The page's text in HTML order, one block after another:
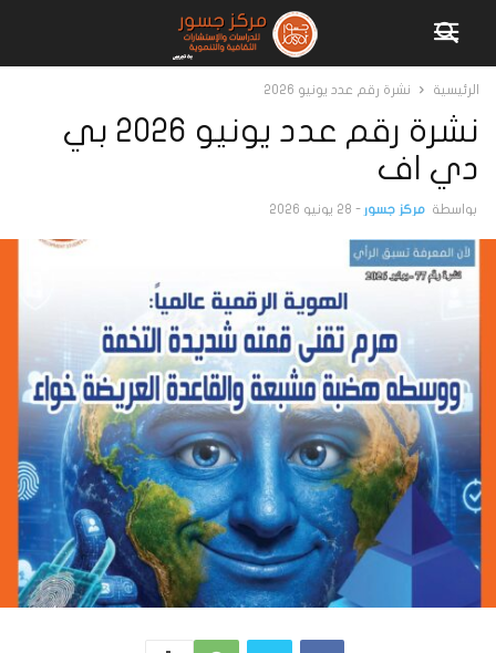
الرئيسية نشرة رقم عدد يونيو 2026
نشرة رقم عدد يونيو 2026 بي
دي اف
بواسطة مركز جسور - 28 يونيو 2026